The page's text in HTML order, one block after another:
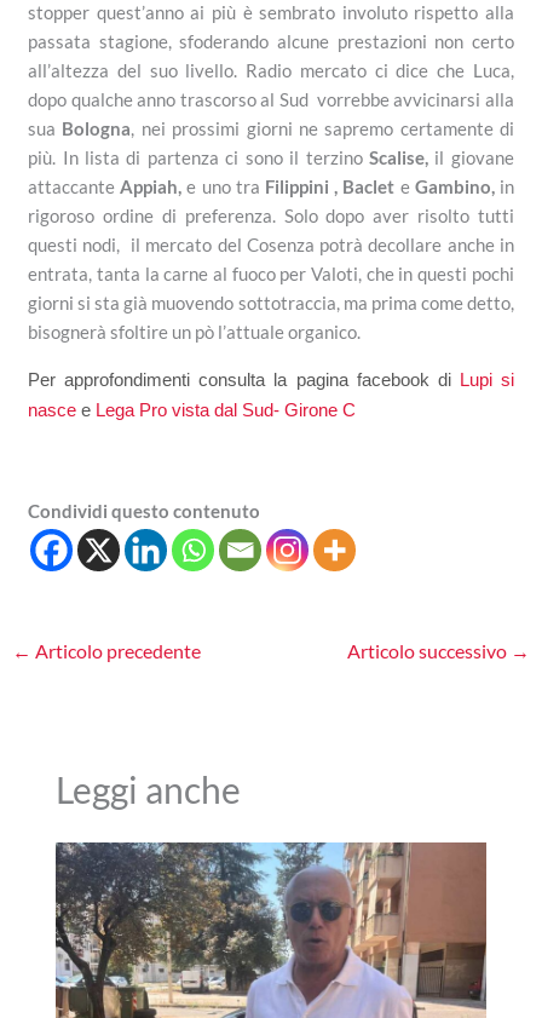
stopper quest’anno ai più è sembrato involuto rispetto alla
passata stagione, sfoderando alcune prestazioni non certo
all’altezza del suo livello. Radio mercato ci dice che Luca,
dopo qualche anno trascorso al Sud vorrebbe avvicinarsi alla
sua Bologna, nei prossimi giorni ne sapremo certamente di
più. In lista di partenza ci sono il terzinoScalise, il giovane
attaccante Appiah,e uno tra Filippini , Baclet eGambino, in
rigoroso ordine di preferenza. Solo dopo aver risolto tutti
questi nodi, il mercato del Cosenza potrà decollare anche in
entrata, tanta la carne al fuoco per Valoti, che in questi pochi
giorni si sta già muovendo sottotraccia, ma prima come detto,
bisognerà sfoltire un pò l’attuale organico.
Per approfondimenti consulta la pagina facebook di Lupi si
nasce e Lega Pro vista dal Sud- Girone C
Condividi questo contenuto
← Articolo precedente Articolo successivo →
Leggi anche